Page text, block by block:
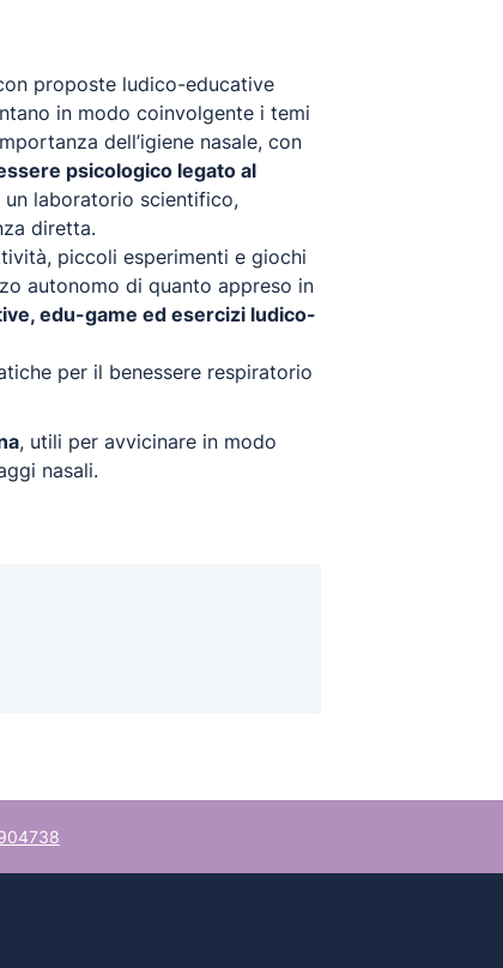
proposte ludico-educative
in modo coinvolgente i temi
dell’igiene nasale, con
psicologico legato al
laboratorio scientifico,
diretta.
piccoli esperimenti e giochi
autonomo di quanto appreso in
edu-game ed esercizi ludico-
per il benessere respiratorio
, utili per avvicinare in modo
nasali.